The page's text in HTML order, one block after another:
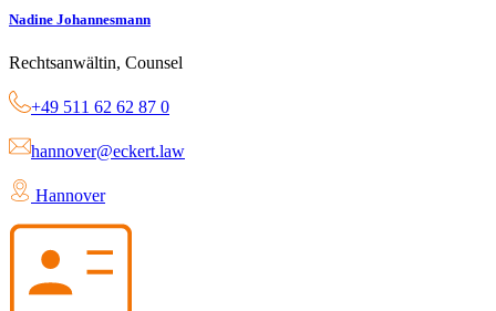
Nadine Johannesmann
Rechtsanwältin, Counsel
+49 511 62 62 87 0
hannover@eckert.law
Hannover